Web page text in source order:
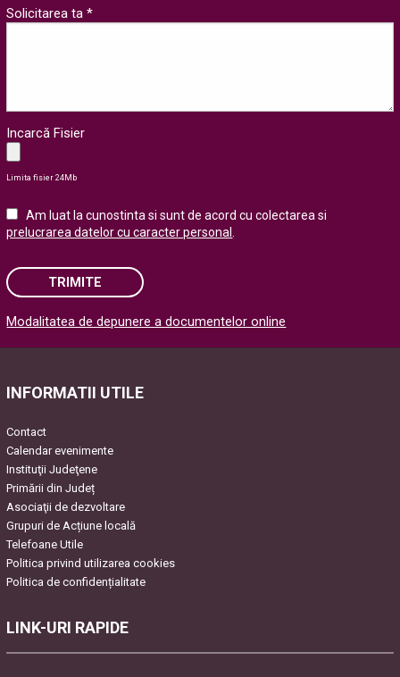
Solicitarea ta *
Incarcă Fisier
Limita fisier 24Mb
Am luat la cunostinta si sunt de acord cu colectarea si
prelucrarea datelor cu caracter personal
TRIMITE
Please leave this field empty.
Modalitatea de depunere a documentelor online
INFORMATII UTILE
Contact
Calendar evenimente
Instituţii Judeţene
Primării din Județ
Asociaţii de dezvoltare
Grupuri de Acțiune locală
Telefoane Utile
Politica privind utilizarea cookies
Politica de confidențialitate
LINK-URI RAPIDE